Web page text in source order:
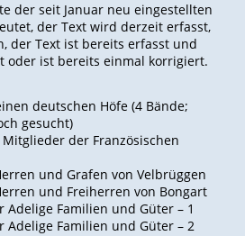
der seit Januar neu eingestellten
der Text wird derzeit erfasst,
der Text ist bereits erfasst und
oder ist bereits einmal korrigiert.
deutschen Höfe (4 Bände;
gesucht)
der Französischen
und Grafen von Velbrüggen
und Freiherren von Bongart
Familien und Güter – 1
Familien und Güter – 2